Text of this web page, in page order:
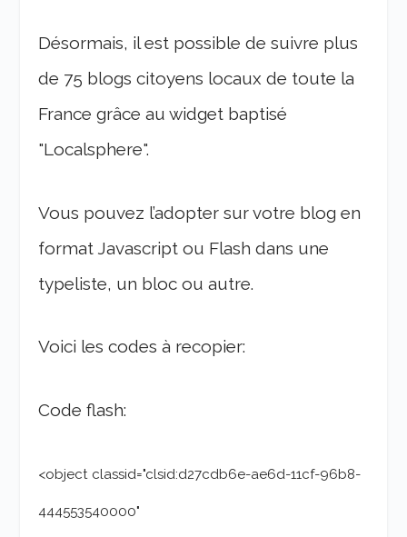
Désormais, il est possible de suivre plus
de 75 blogs citoyens locaux de toute la
France grâce au widget baptisé
"Localsphere".
Vous pouvez l’adopter sur votre blog en
format Javascript ou Flash dans une
typeliste, un bloc ou autre.
Voici les codes à recopier:
Code flash:
<object classid="clsid:d27cdb6e-ae6d-11cf-96b8-
444553540000"